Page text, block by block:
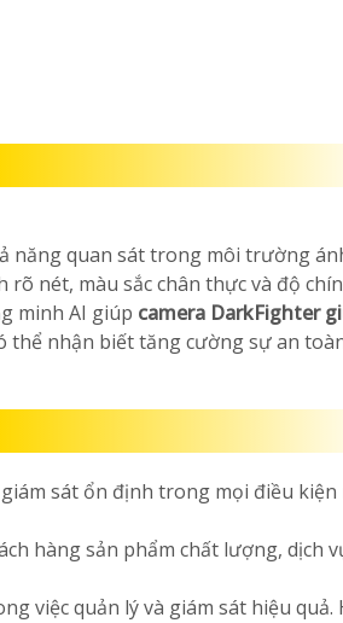
năng quan sát trong môi trường
nét, màu sắc chân thực và độ
minh AI giúp camera DarkFighter
thể nhận biết tăng cường sự an
sát ổn định trong mọi điều kiện
hàng sản phẩm chất lượng, dịch
việc quản lý và giám sát hiệu quả.